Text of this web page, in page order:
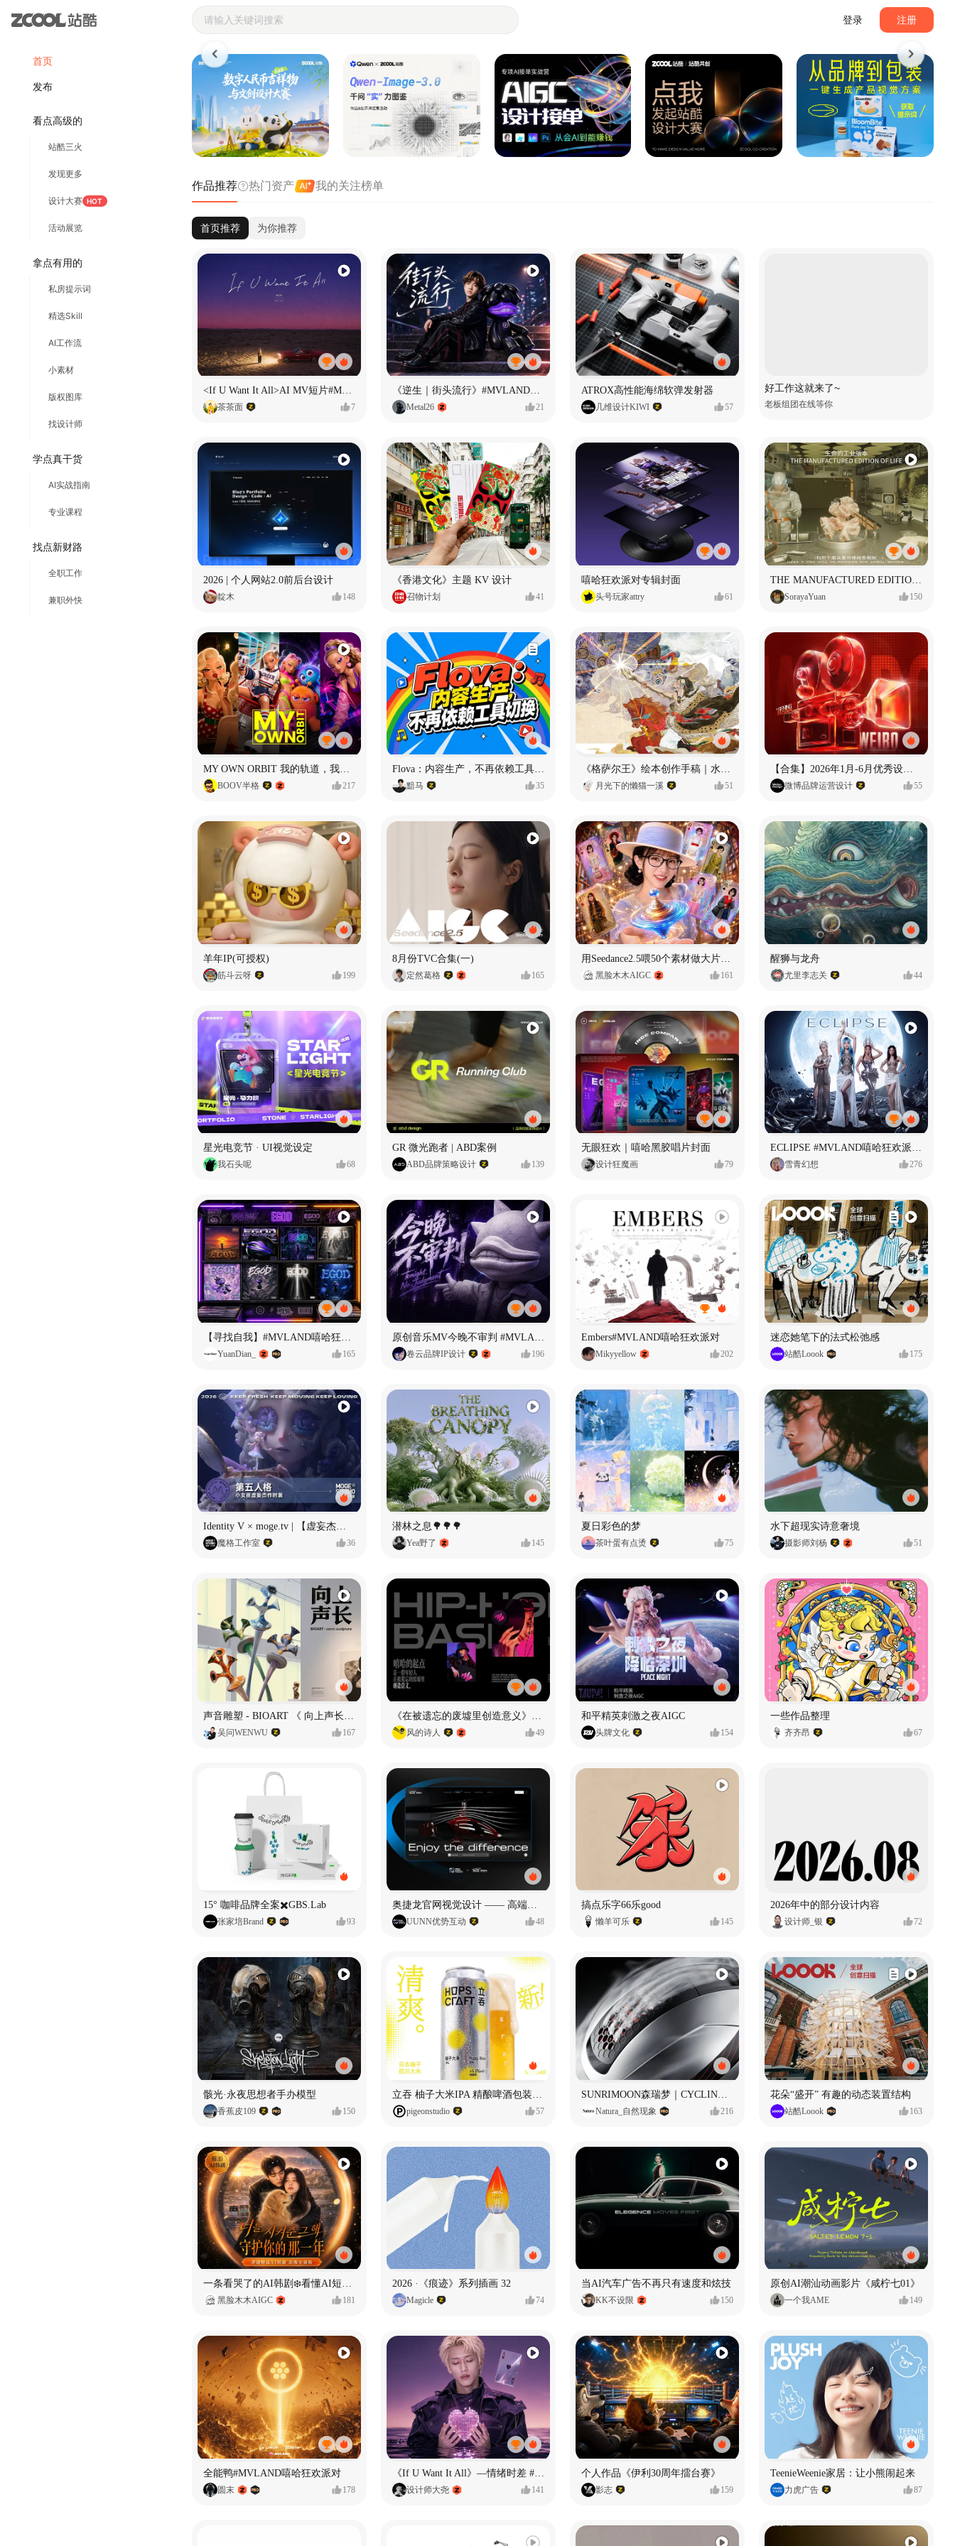
首页
发布
看点高级的
站酷三火
发现更多
设计大赛 HOT
活动展览
拿点有用的
私房提示词
精选Skill
AI工作流
小素材
版权图库
找设计师
学点真干货
AI实战指南
专业课程
找点新财路
全职工作
兼职外快
登录 注册
站酷ZCOOL - 设计师们都在站酷
作品推荐 热门资产 我的关注榜单
首页推荐 为你推荐
<If U Want It All>AI MV短片#MVLAND嘻哈狂欢派对
茶茶面 7
《逆生｜街头流行》#MVLAND嘻哈狂欢派对
Metal26 21
ATROX高性能海绵软弹发射器
几维设计KIWI 57
好工作这就来了~
老板组团在线等你
2026 | 个人网站2.0前后台设计
靛木 148
《香港文化》主题 KV 设计
召物计划 41
嘻哈狂欢派对专辑封面
头号玩家attry 61 SorayaYuan 150
MY OWN ORBIT 我的轨道，我的定义#MVLAND嘻哈狂欢派对
BOOV半格 217
Flova：内容生产，不再依赖工具切换
黯马 35
《格萨尔王》绘本创作手稿｜水彩墨韵下的史诗回响
月光下的懒猫一溪 51
【合集】2026年1月-6月优秀设计作品（上）
微博品牌运营设计 55
羊年IP(可授权)
筋斗云呀 199
8月份TVC合集(一)
定然葛格 165 黑脸木木AIGC 161
醒狮与龙舟
尤里李志关 44
星光电竞节 · UI视觉设定
我石头呢 68
GR 微光跑者 | ABD案例
ABD品牌策略设计 139
无眼狂欢｜嘻哈黑胶唱片封面
设计狂魔画 79
ECLIPSE #MVLAND嘻哈狂欢派对 女团MV
雪青幻想 276
YuanDian_ 165 卷云品牌IP设计 196
Embers#MVLAND嘻哈狂欢派对
Mikyyellow 202
迷恋她笔下的法式松弛感
站酷Loook 175
Identity V × moge.tv | 【虚妄杰作时装】“小女孩”
魔格工作室 36
潜林之息🌳🌳🌳
Yea野了 145
夏日彩色的梦
茶叶蛋有点烫 75
水下超现实诗意奢境
摄影师刘杨 51
吴问WENWU 167 风的诗人 49
和平精英刺激之夜AIGC
头牌文化 154
一些作品整理
齐齐昂 67
15° 咖啡品牌全案✖️GBS.Lab
张家培Brand 93
奥捷龙官网视觉设计 —— 高端网站建设
UUNN优势互动 48
搞点乐字66乐good
懒羊可乐 145
2026年中的部分设计内容
设计师_银 72
骸光·永夜思想者手办模型
香蕉皮109 150 pigeonstudio 57 Natura_自然现象 216
花朵“盛开” 有趣的动态装置结构
站酷Loook 163
一条看哭了的AI韩剧❄️看懂AI短剧出海全流程
黑脸木木AIGC 181
2026 ·《痕迹》系列插画 32
Magicle 74
当AI汽车广告不再只有速度和炫技
KK不设限 150
原创AI潮汕动画影片《咸柠七01》
一个我AME 149
全能鸭#MVLAND嘻哈狂欢派对
圆末 178 设计师大尧 141
个人作品《伊利30周年擂台赛》
影志 159
TeenieWeenie家居：让小熊闹起来
力虎广告 87